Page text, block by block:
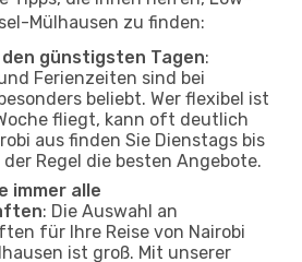
Mülhausen zu finden:
den günstigsten Tagen:
Ferienzeiten sind bei
beliebt. Wer flexibel ist
fliegt, kann oft deutlich
aus finden Sie Dienstags bis
Regel die besten Angebote.
immer alle
: Die Auswahl an
für Ihre Reise von Nairobi
ist groß. Mit unserer